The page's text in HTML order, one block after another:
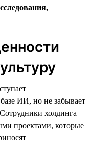
ИИ, но не забывает
холдинга
проектами, которые